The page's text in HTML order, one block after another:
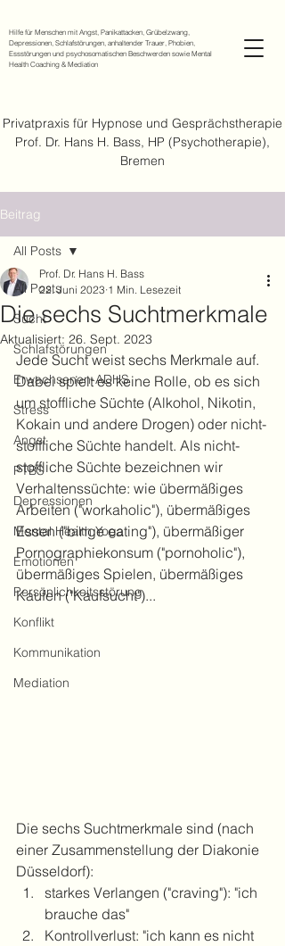
Hilfe für Menschen mit Angst, Panikattacken, Grübelzwang,
Depressionen, Schlafstörungen, anhaltender Trauer, Phobien,
Essstörungen und psychosomatischen Beschwerden sowie Mental
Health Coaching & Mediation
Privatpraxis für Hypnose und Gesprächstherapie
Prof. Dr. Hans H. Bass, HP (Psychotherapie),
Bremen
Beitrag
All Posts
Sucht
Schlafstörungen
Erwachsenen-ADHS
Stress
Angst
PTBS
Depressionen
Mental Health Yoga
Emotionen
Persönlichkeitsstörung
Konflikt
Kommunikation
Mediation
All Posts
Die sechs Suchtmerkmale
Prof. Dr. Hans H. Bass
22. Juni 2023 1 Min. Lesezeit
Aktualisiert: 26. Sept. 2023
Jede Sucht weist sechs Merkmale auf.
Dabei spielt es keine Rolle, ob es sich
um stoffliche Süchte (Alkohol, Nikotin,
Kokain und andere Drogen) oder nicht-
stoffliche Süchte handelt. Als nicht-
stoffliche Süchte bezeichnen wir
Verhaltenssüchte: wie übermäßiges
Arbeiten ("workaholic"), übermäßiges
Essen ("binge eating"), übermäßiger
Pornographiekonsum ("pornoholic"),
übermäßiges Spielen, übermäßiges
Kaufen ("Kaufsucht")...
Die sechs Suchtmerkmale sind (nach
einer Zusammenstellung der Diakonie
Düsseldorf):
starkes Verlangen ("craving"): "ich
brauche das"
Kontrollverlust: "ich kann es nicht